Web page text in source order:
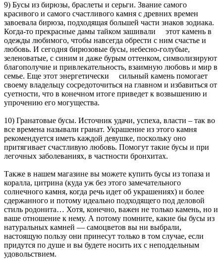
9) Бусы из бирюзы, браслеты и серьги. Звание самого
красивого и самого счастливого камня с древних времен
завоевала бирюза, подходящая большей части знаков зодиака.
Когда-то прекрасные дамы тайком зашивали этот камень в
одежды любимого, чтобы навсегда обрести с ним счастье и
любовь. И сегодня бирюзовые бусы, небесно-голубые,
зеленоватые, с синим и даже бурым оттенком, символизируют
благополучие и привлекательность, взаимную любовь и мир в
семье. Еще этот энергетически сильный камень помогает
своему владельцу сосредоточиться на главном и избавиться от
суетности, что в конечном итоге приведет к возвышению и
упрочению его могущества.
10) Гранатовые бусы. Источник удачи, успеха, власти – так во
все времена называли гранат. Украшение из этого камня
рекомендуется иметь каждой девушке, поскольку оно
притягивает счастливую любовь. Помогут такие бусы и при
легочных заболеваниях, в частности бронхитах.
Также в нашем магазине вы можете купить бусы из топаза и
коралла, цитрина (куда уж без этого замечательного
солнечного камня, когда речь идет об украшениях) и более
сдержанного и потому идеально подходящего под деловой
стиль родонита… Хотя, конечно, важен не только камень, но и
ваше отношение к нему. А потому помните, какие бы бусы из
натуральных камней — самоцветов вы ни выбрали,
настоящую пользу они принесут только в том случае, если
придутся по душе и вы будете носить их с неподдельным
удовольствием.